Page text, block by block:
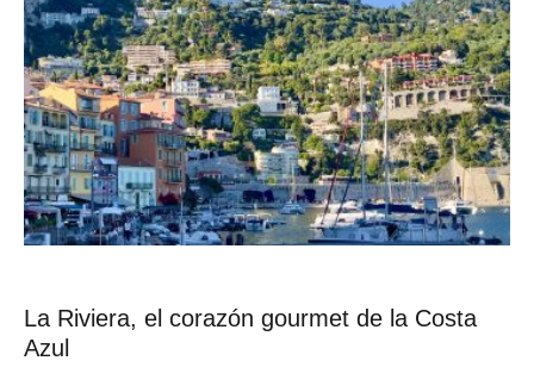
La Riviera, el corazón gourmet de la Costa
Azul